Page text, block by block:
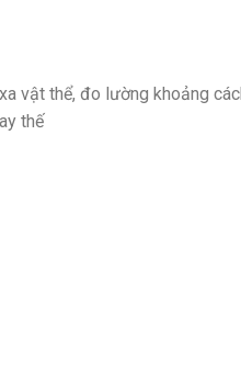
vật thể, đo lường khoảng
thế